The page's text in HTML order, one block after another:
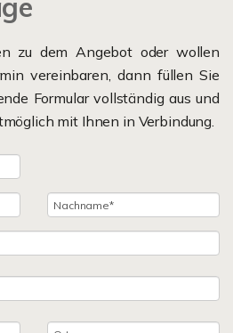
zu dem Angebot oder wollen
vereinbaren, dann füllen Sie
Formular vollständig aus und
mit Ihnen in Verbindung.